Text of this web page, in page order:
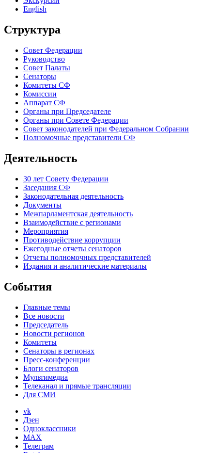
English
Структура
Совет Федерации
Руководство
Совет Палаты
Сенаторы
Комитеты СФ
Комиссии
Аппарат СФ
Органы при Председателе
Органы при Совете Федерации
Совет законодателей при Федеральном Собрании
Полномочные представители СФ
Деятельность
30 лет Совету Федерации
Заседания СФ
Законодательная деятельность
Документы
Межпарламентская деятельность
Взаимодействие с регионами
Мероприятия
Противодействие коррупции
Ежегодные отчеты сенаторов
Отчеты полномочных представителей
Издания и аналитические материалы
События
Главные темы
Все новости
Председатель
Новости регионов
Комитеты
Сенаторы в регионах
Пресс-конференции
Блоги сенаторов
Мультимедиа
Телеканал и прямые трансляции
Для СМИ
vk
Дзен
Одноклассники
MAX
Телеграм